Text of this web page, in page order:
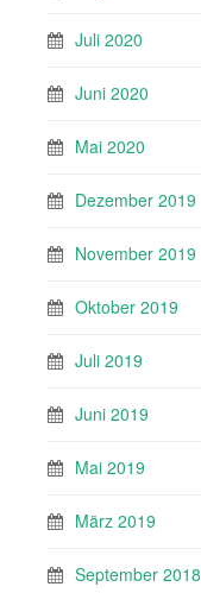
Juli 2020
Juni 2020
Mai 2020
Dezember 2019
November 2019
Oktober 2019
Juli 2019
Juni 2019
Mai 2019
März 2019
September 2018